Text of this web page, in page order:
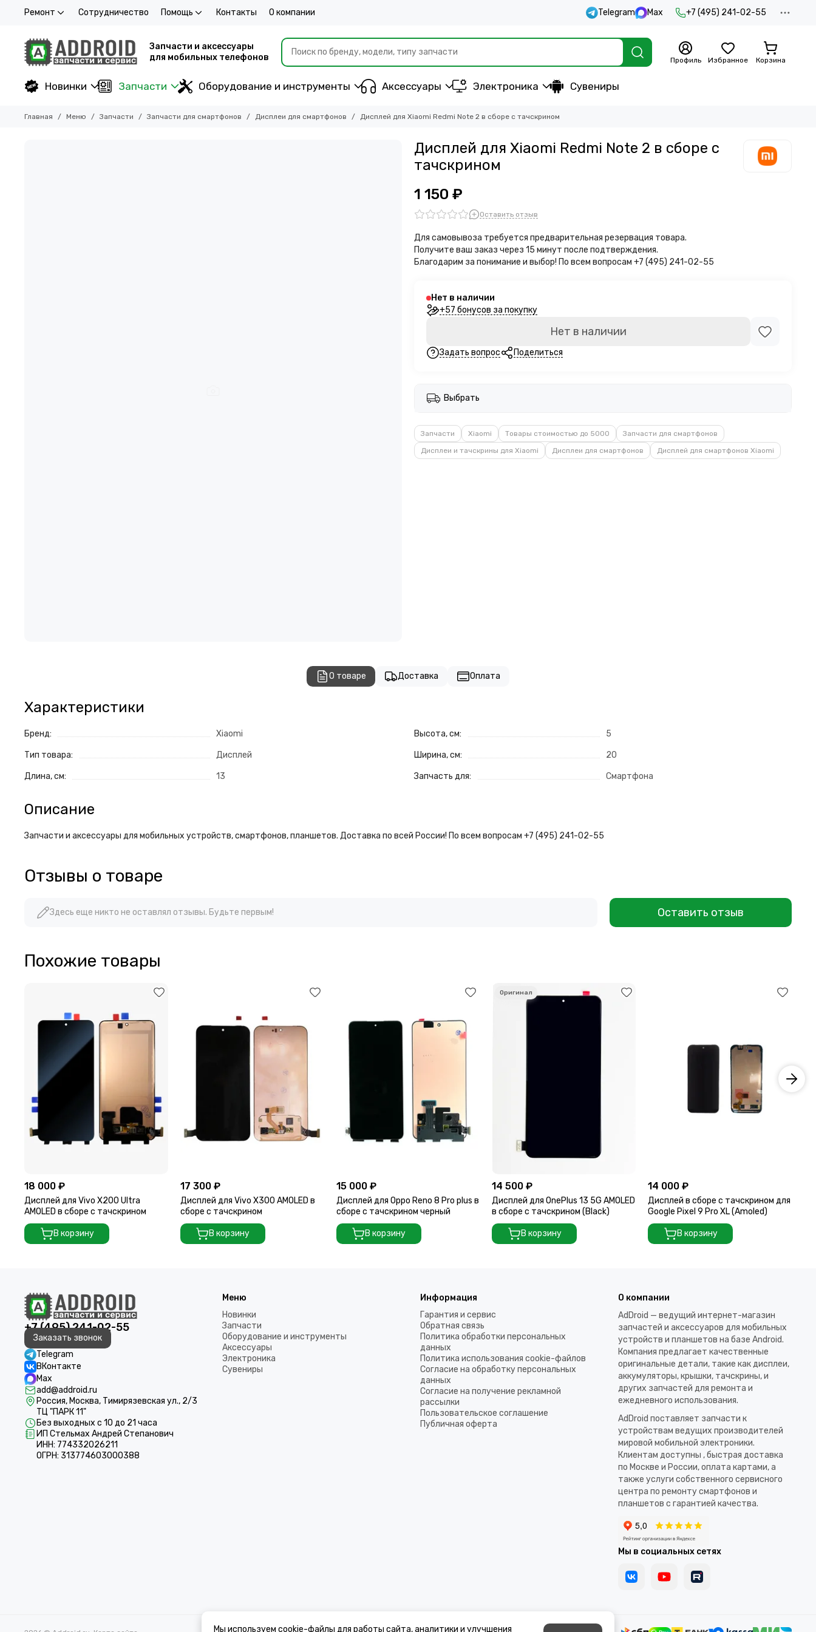
Ремонт Сотрудничество Помощь Контакты О компании Telegram Max +7 (495) 241-02-55
Запчасти и аксессуары
для мобильных телефонов
Профиль Избранное Корзина
Новинки Запчасти Оборудование и инструменты Аксессуары Электроника Сувениры
Главная Меню Запчасти Запчасти для смартфонов Дисплеи для смартфонов Дисплей для Xiaomi Redmi Note 2 в сборе с тачскрином
Дисплей для Xiaomi Redmi Note 2 в сборе с
тачскрином
1 150 ₽
Оставить отзыв
Для самовывоза требуется предварительная резервация товара.
Получите ваш заказ через 15 минут после подтверждения.
Благодарим за понимание и выбор! По всем вопросам +7 (495) 241-02-55
Нет в наличии
+57 бонусов за покупку
Нет в наличии
Задать вопрос Поделиться
Выбрать
Запчасти Xiaomi Товары стоимостью до 5000
Запчасти для смартфонов
Дисплеи и тачскрины для Xiaomi
Дисплеи для смартфонов Дисплей для смартфонов Xiaomi
О товаре Доставка Оплата
Характеристики
Бренд: Xiaomi
Тип товара: Дисплей
Длина, см: 13
Высота, см: 5
Ширина, см: 20
Запчасть для: Смартфона
Описание
Запчасти и аксессуары для мобильных устройств, смартфонов, планшетов. Доставка по всей России! По всем вопросам +7 (495) 241-02-55
Отзывы о товаре
Здесь еще никто не оставлял отзывы. Будьте первым! Оставить отзыв
Похожие товары
18 000 ₽
Дисплей для Vivo X200 Ultra
AMOLED в сборе с тачскрином
В корзину
17 300 ₽
Дисплей для Vivo X300 AMOLED в
сборе с тачскрином
В корзину
15 000 ₽
Дисплей для Oppo Reno 8 Pro plus в
сборе с тачскрином черный
В корзину
14 500 ₽
Дисплей для OnePlus 13 5G AMOLED
в сборе с тачскрином (Black)
В корзину
14 000 ₽
Дисплей в сборе с тачскрином для
Google Pixel 9 Pro XL (Amoled)
В корзину
+7 (495) 241-02-55
Заказать звонок
Telegram
ВКонтакте
Max
add@addroid.ru
Россия, Москва, Тимирязевская ул., 2/3
ТЦ "ПАРК 11"
Без выходных с 10 до 21 часа
ИП Стельмах Андрей Степанович
ИНН: 774332026211
ОГРН: 313774603000388
Меню
Новинки
Запчасти
Оборудование и инструменты
Аксессуары
Электроника
Сувениры
Информация
Гарантия и сервис
Обратная связь
Политика обработки персональных
данных
Политика использования cookie-файлов
Согласие на обработку персональных
данных
Согласие на получение рекламной
рассылки
Пользовательское соглашение
Публичная оферта
О компании
AdDroid — ведущий интернет-магазин
запчастей и аксессуаров для мобильных
устройств и планшетов на базе Android.
Компания предлагает качественные
оригинальные детали, такие как дисплеи,
аккумуляторы, крышки, тачскрины, и
других запчастей для ремонта и
ежедневного использования.​
AdDroid поставляет запчасти к
устройствам ведущих производителей
мировой мобильной электроники.
Клиентам доступны , быстрая доставка
по Москве и России, оплата картами, а
также услуги собственного сервисного
центра по ремонту смартфонов и
планшетов с гарантией качества.
Мы в социальных сетях
Мы используем cookie-файлы для работы сайта, аналитики и улучшения